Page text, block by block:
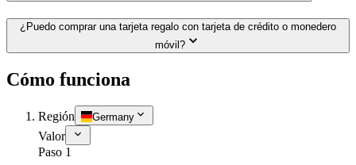
¿Puedo comprar una tarjeta regalo con tarjeta de crédito o monedero
móvil?
Cómo funciona
Región Germany
Valor
Paso 1